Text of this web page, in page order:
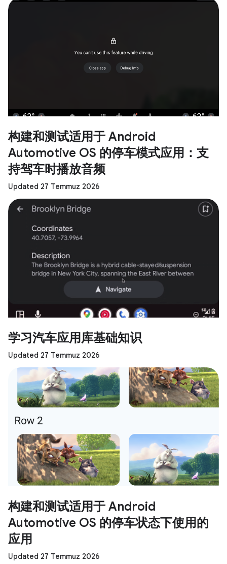
构建和测试适用于 Android
Automotive OS 的停车模式应用：支
持驾车时播放音频
Updated 27 Temmuz 2026
学习汽车应用库基础知识
Updated 27 Temmuz 2026
构建和测试适用于 Android
Automotive OS 的停车状态下使用的
应用
Updated 27 Temmuz 2026